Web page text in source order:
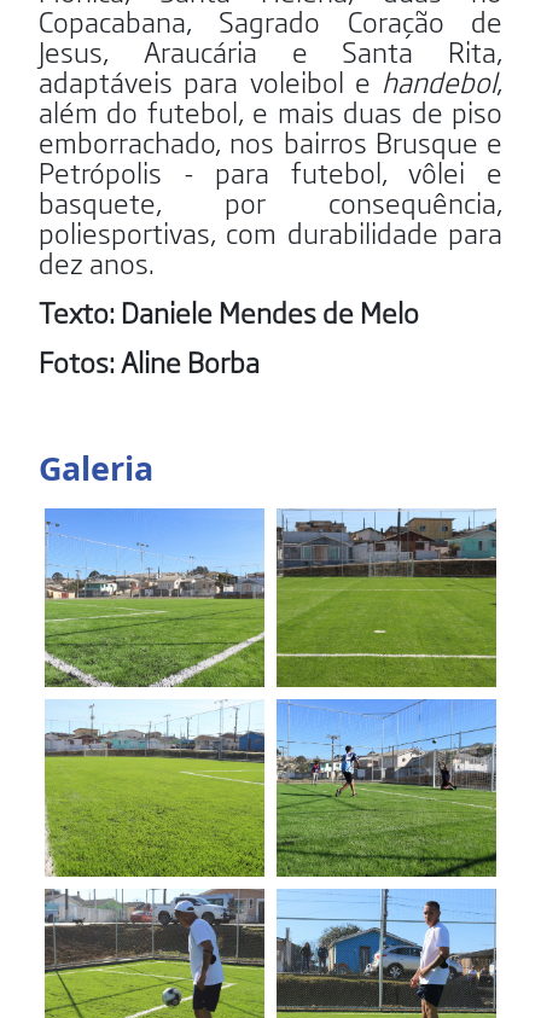
Copacabana, Sagrado Coração de
Jesus, Araucária e Santa Rita,
adaptáveis para voleibol e handebol,
além do futebol, e mais duas de piso
emborrachado, nos bairros Brusque e
Petrópolis - para futebol, vôlei e
basquete, por consequência,
poliesportivas, com durabilidade para
dez anos.
Texto: Daniele Mendes de Melo
Fotos: Aline Borba
Galeria